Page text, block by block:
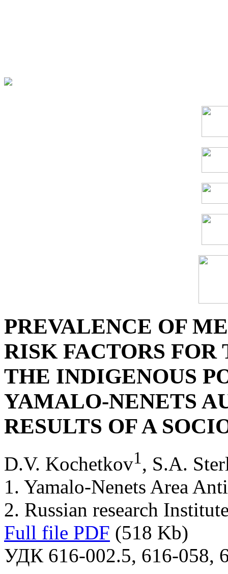
PREVALENCE OF
RISK FACTORS
THE INDIGENOUS
YAMALO-NENETS
RESULTS OF A
D.V. Kochetkov1, S.A.
1. Yamalo-Nenets Area
2. Russian research
Full file PDF (518 Kb)
УДК 616-002.5, 616-058,